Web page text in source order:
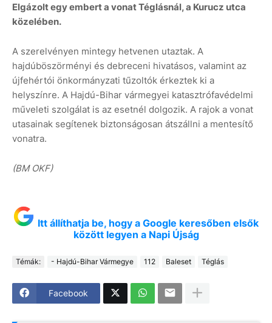
Elgázolt egy embert a vonat Téglásnál, a Kurucz utca
közelében.
A szerelvényen mintegy hetvenen utaztak. A
hajdúböszörményi és debreceni hivatásos, valamint az
újfehértói önkormányzati tűzoltók érkeztek ki a
helyszínre. A Hajdú-Bihar vármegyei katasztrófavédelmi
műveleti szolgálat is az esetnél dolgozik. A rajok a vonat
utasainak segítenek biztonságosan átszállni a mentesítő
vonatra.
(BM OKF)
Itt állíthatja be, hogy a Google keresőben elsők
között legyen a Napi Újság
Témák: - Hajdú-Bihar Vármegye 112 Baleset Téglás
Facebook